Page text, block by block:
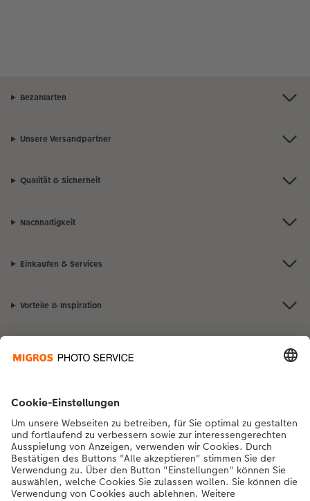
Bezahlarten
Unsere Versandpartner
Qualität & Sicherheit
Nachhaltigkeit
Einkaufen & Services
Vorteile & Inspiration
Bei Fragen zu Produkten oder der Bestellung können Sie uns gerne von
Montag bis Samstag von 8:00 – 20:00 Uhr und Sonntag von 10:00 –
20:00 Uhr (gesetzliche Feiertage ausgenommen) unter der
Telefonnummer043 5500 564kontaktieren.
DE| FR|IT